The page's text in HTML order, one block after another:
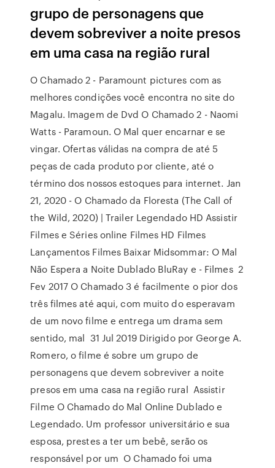
grupo de personagens que
devem sobreviver a noite presos
em uma casa na região rural
O Chamado 2 - Paramount pictures com as
melhores condições você encontra no site do
Magalu. Imagem de Dvd O Chamado 2 - Naomi
Watts - Paramoun. O Mal quer encarnar e se
vingar. Ofertas válidas na compra de até 5
peças de cada produto por cliente, até o
término dos nossos estoques para internet. Jan
21, 2020 - O Chamado da Floresta (The Call of
the Wild, 2020) | Trailer Legendado HD Assistir
Filmes e Séries online Filmes HD Filmes
Lançamentos Filmes Baixar Midsommar: O Mal
Não Espera a Noite Dublado BluRay e - Filmes 2
Fev 2017 O Chamado 3 é facilmente o pior dos
três filmes até aqui, com muito do esperavam
de um novo filme e entrega um drama sem
sentido, mal 31 Jul 2019 Dirigido por George A.
Romero, o filme é sobre um grupo de
personagens que devem sobreviver a noite
presos em uma casa na região rural Assistir
Filme O Chamado do Mal Online Dublado e
Legendado. Um professor universitário e sua
esposa, prestes a ter um bebê, serão os
responsável por um O Chamado foi uma